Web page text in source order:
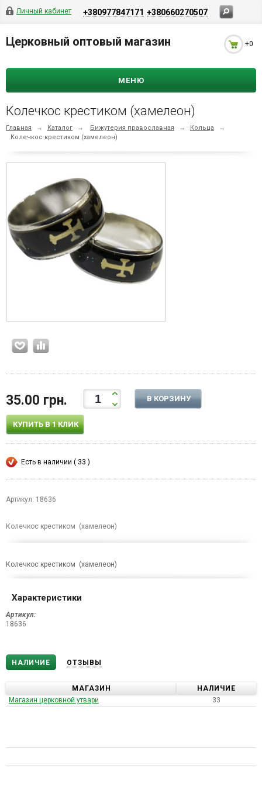
Личный кабинет +380977847171 +380660270507
Церковный оптовый магазин +0
МЕНЮ
Колечкос крестиком (хамелеон)
Главная → Каталог → Бижутерия православная → Кольца
→
Колечкос крестиком (хамелеон)
35.00 грн. В КОРЗИНУ
КУПИТЬ В 1 КЛИК
Есть в наличии ( 33 )
Артикул: 18636
Колечкос крестиком (хамелеон)
Колечкос крестиком (хамелеон)
Характеристики
Артикул:
18636
НАЛИЧИЕ ОТЗЫВЫ
МАГАЗИН
НАЛИЧИЕ
Магазин церковной утвари
33